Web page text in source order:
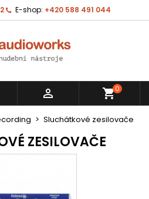
E-shop: +420 588 491 044
 shopping_cart0
Sluchátkové zesilovače
ZESILOVAČE